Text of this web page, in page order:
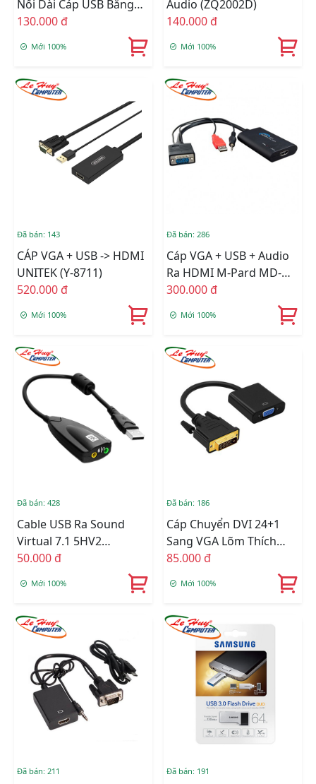
Nối Dài Cáp USB Bằng
Dây LAN)
130.000 đ
Mới 100%
Audio (ZQ2002D)
140.000 đ
Mới 100%
Đã bán: 143
CÁP VGA + USB -> HDMI
UNITEK (Y-8711)
520.000 đ
Mới 100%
Đã bán: 286
Cáp VGA + USB + Audio
Ra HDMI M-Pard MD-
008
300.000 đ
Mới 100%
Đã bán: 428
Cable USB Ra Sound
Virtual 7.1 5HV2
Surround Sound Cho
50.000 đ
Mới 100%
Đã bán: 186
Cáp Chuyển DVI 24+1
Sang VGA Lõm Thích
Hợp Với Mọi Thiết Bị
85.000 đ
Mới 100%
Đã bán: 211 Đã bán: 191